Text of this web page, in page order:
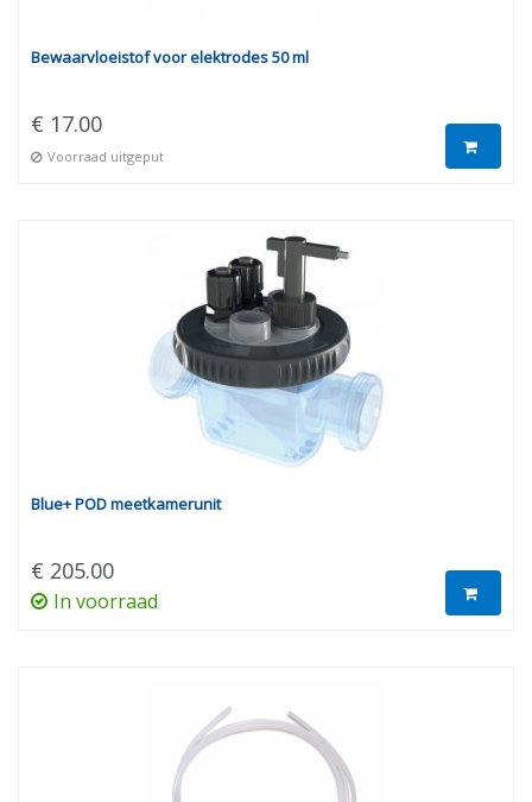
Bewaarvloeistof voor elektrodes 50 ml
€ 17.00
Voorraad uitgeput
Blue+ POD meetkamerunit
€ 205.00
In voorraad